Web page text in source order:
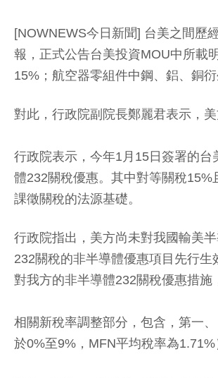
[NOWNEWS今日新聞] 台美之間歷
報，正式公告台美投資MOU中所載
15%；航空器零組件中鋼、鋁、銅衍
對此，行政院副院長鄭麗君表示，
行政院表示，今年1月15日簽署的
體232關稅優惠。其中對等關稅
課徵關稅的法源基礎。
行政院指出，美方尚未對我國輸美
232關稅的非半導體優惠項目先行
對我方的非半導體232關稅優惠措施
相關新稅率調整部分，包含，第一
於0%至9%，MFN平均稅率為